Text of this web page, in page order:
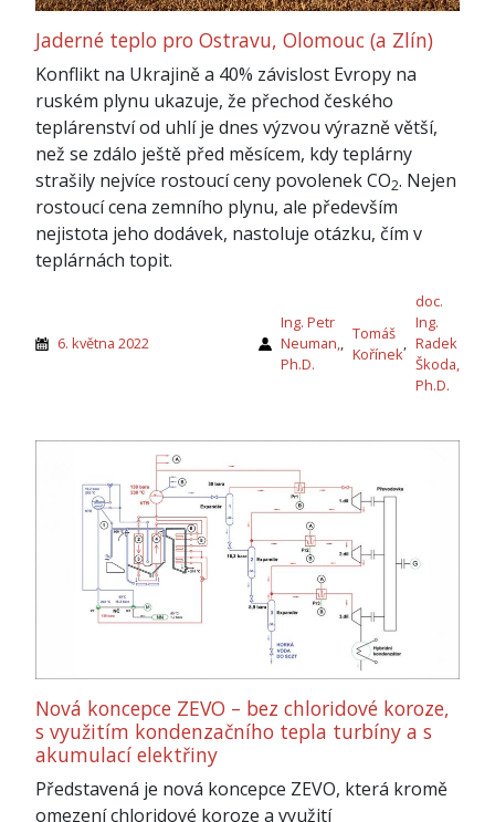
Jaderné teplo pro Ostravu, Olomouc (a Zlín)
Konflikt na Ukrajině a 40% závislost Evropy na
ruském plynu ukazuje, že přechod českého
teplárenství od uhlí je dnes výzvou výrazně větší,
než se zdálo ještě před měsícem, kdy teplárny
strašily nejvíce rostoucí ceny povolenek CO2. Nejen
rostoucí cena zemního plynu, ale především
nejistota jeho dodávek, nastoluje otázku, čím v
teplárnách topit.
6. května 2022
Ing. Petr
Neuman,
Ph.D.
,
Tomáš
Kořínek
,
doc.
Ing.
Radek
Škoda,
Ph.D.
Nová koncepce ZEVO – bez chloridové koroze,
s využitím kondenzačního tepla turbíny a s
akumulací elektřiny
Představená je nová koncepce ZEVO, která kromě
omezení chloridové koroze a využití